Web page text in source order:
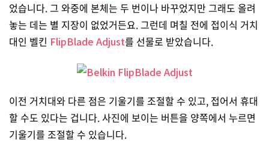
었습니다. 그 와중에 본체는 두 번이나 바꾸었지만 그래도 올려
놓는 데는 별 지장이 없었거든요. 그런데 며칠 전에 접이식 거치
대인 벨킨 FlipBlade Adjust를 선물로 받았습니다.
이전 거치대와 다른 점은 기울기를 조절할 수 있고, 접어서 휴대
할 수도 있다는 겁니다. 사진에 보이는 버튼을 양쪽에서 누르면
기울기를 조절할 수 있습니다.